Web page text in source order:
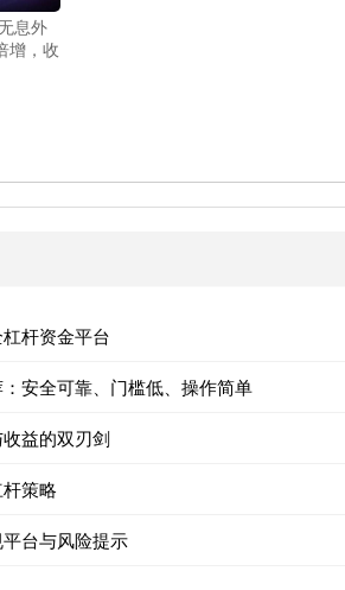
息外
增，收
杆资金平台
安全可靠、门槛低、操作简单
益的双刃剑
策略
台与风险提示